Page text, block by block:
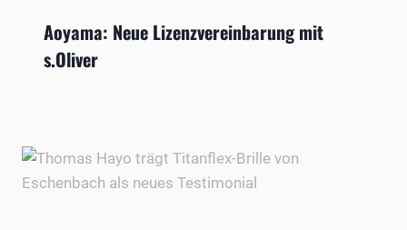
Aoyama: Neue Lizenzvereinbarung mit
s.Oliver